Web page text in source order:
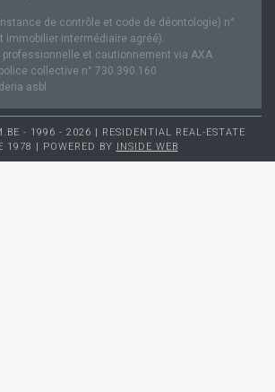
de contrôle et code de déontologie) n°
immobilier intermédiaire agréé).
professionnelle et cautionnement via AXA
collective n° 730.390.160
asbl
- 1996 - 2026 | RESIDENTIAL REAL-ESTATE
1978 | POWERED BY INSIDE WEB